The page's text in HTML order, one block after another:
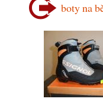
boty na